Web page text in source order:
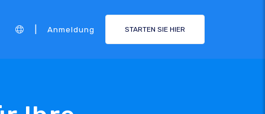
Anmeldung STARTEN SIE HIER